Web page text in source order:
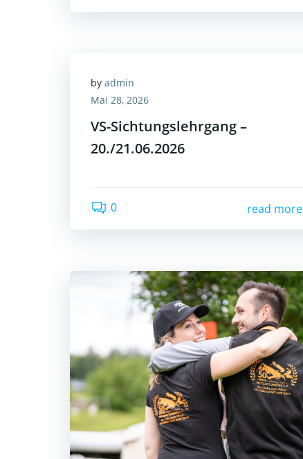
by admin
Mai 28, 2026
VS-Sichtungslehrgang –
20./21.06.2026
0 read more